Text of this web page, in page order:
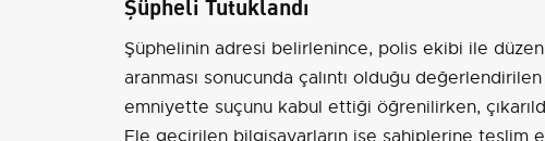
Şüphelinin adresi belirlenince, polis ekibi ile
aranması sonucunda çalıntı olduğu
emniyette suçunu kabul ettiği öğrenilirken,
Ele geçirilen bilgisayarların ise sahiplerine teslim